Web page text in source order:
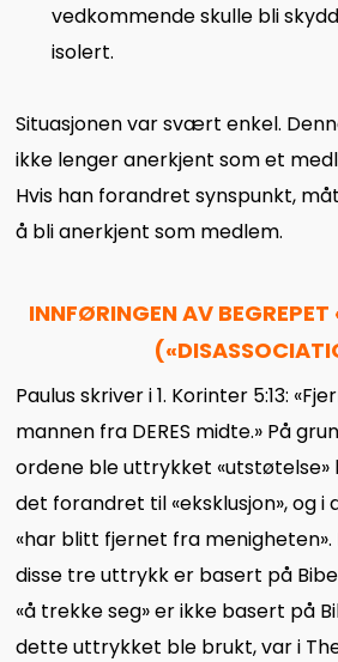
vedkommende skulle bli
isolert.
Situasjonen var svært enkel.
ikke lenger anerkjent som et
Hvis han forandret synspunkt,
å bli anerkjent som medlem.
INNFØRINGEN AV BEGREPET
Paulus skriver i 1. Korinter 5:13:
mannen fra DERES midte.» På
ordene ble uttrykket «utstøtelse»
det forandret til «eksklusjon», og
«har blitt fjernet fra
disse tre uttrykk er basert på
«å trekke seg» er ikke basert på
dette uttrykket ble brukt, var i